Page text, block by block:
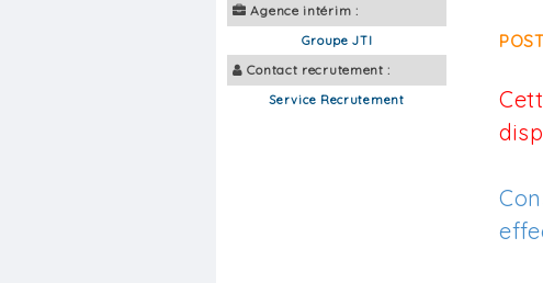
Agence intérim :
Groupe JTI
Contact recrutement :
Service Recrutement